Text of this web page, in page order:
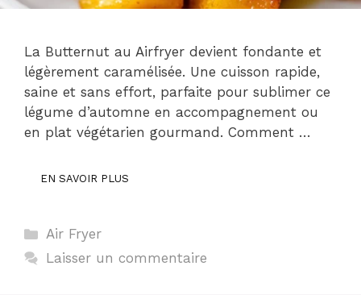
La Butternut au Airfryer devient fondante et
légèrement caramélisée. Une cuisson rapide,
saine et sans effort, parfaite pour sublimer ce
légume d’automne en accompagnement ou
en plat végétarien gourmand. Comment …
EN SAVOIR PLUS
Catégories
Air Fryer
Laisser un commentaire